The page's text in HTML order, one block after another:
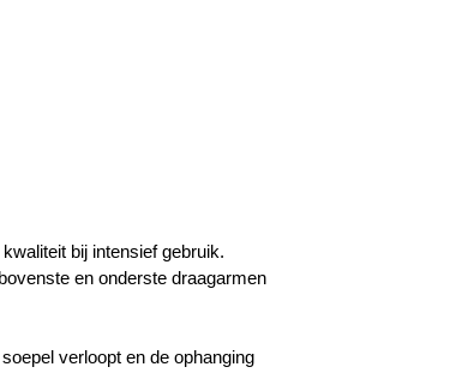
bij intensief gebruik.
en onderste draagarmen
verloopt en de ophanging